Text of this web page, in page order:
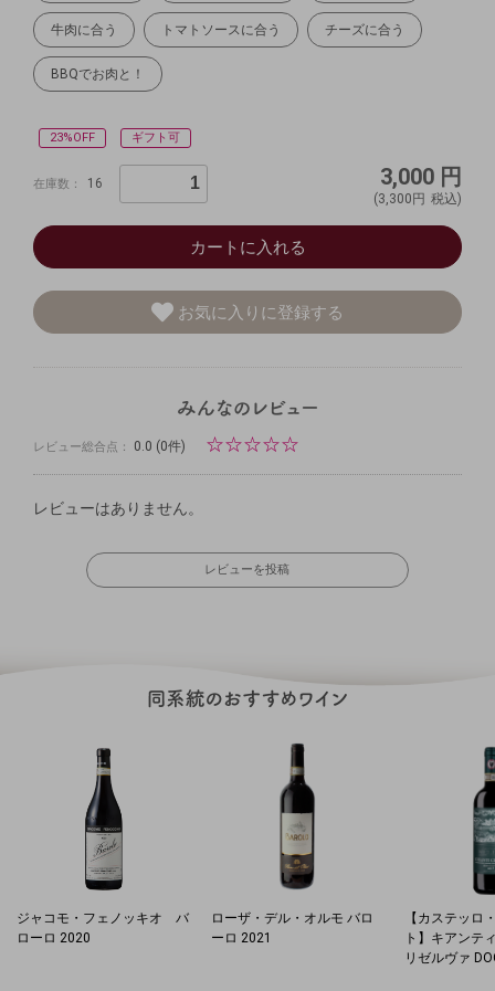
牛肉に合う トマトソースに合う チーズに合う
BBQでお肉と！
23%OFF ギフト可
在庫数： 16 3,000 円
(3,300円 税込)
カートに入れる
お気に入りに登録する
レビュー総合点： 0.0 (0件) ☆☆☆☆☆
レビューはありません。
レビューを投稿
ジャコモ・フェノッキオ バ
ローロ 2020
ローザ・デル・オルモ バロ
ーロ 2021
【カステッロ
ト】キアンテ
リゼルヴァ